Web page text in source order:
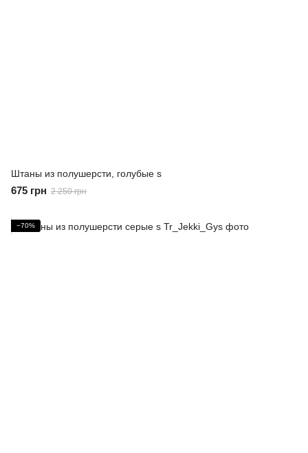
Штаны из полушерсти, голубые s
675 грн 2 250 грн
−70%